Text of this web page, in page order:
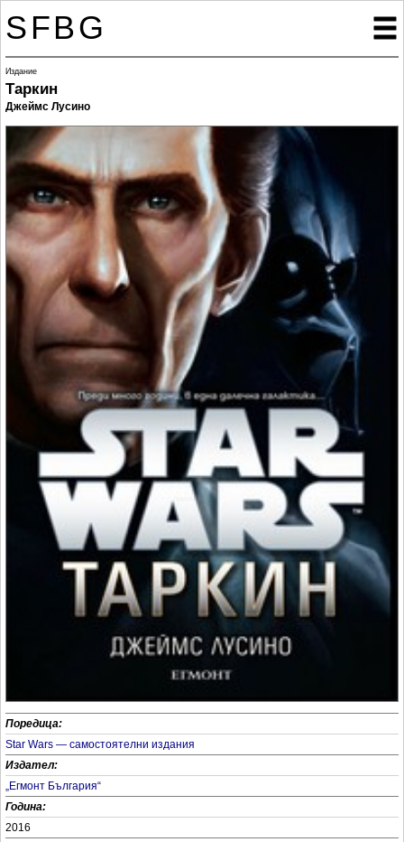
SFBG 
Издание
Таркин
Джеймс Лусино
Поредица:
Star Wars — самостоятелни издания
Издател:
„Егмонт България“
Година:
2016